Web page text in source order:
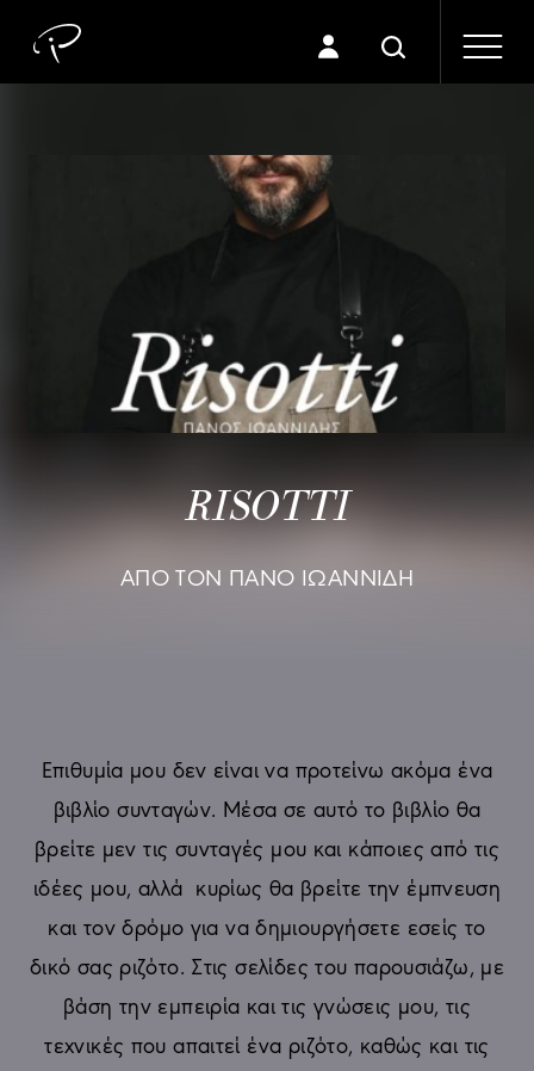
RISOTTI
ΑΠΟ ΤΟΝ ΠΑΝΟ ΙΩΑΝΝΙΔΗ
Επιθυμία μου δεν είναι να προτείνω ακόμα ένα
βιβλίο συνταγών. Μέσα σε αυτό το βιβλίο θα
βρείτε μεν τις συνταγές μου και κάποιες από τις
ιδέες μου, αλλά κυρίως θα βρείτε την έμπνευση
και τον δρόμο για να δημιουργήσετε εσείς το
δικό σας ριζότο. Στις σελίδες του παρουσιάζω, με
βάση την εμπειρία και τις γνώσεις μου, τις
τεχνικές που απαιτεί ένα ριζότο, καθώς και τις